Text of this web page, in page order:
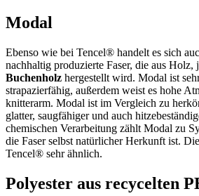
Modal
Ebenso wie bei Tencel® handelt es sich
nachhaltig produzierte Faser, die aus Holz,
Buchenholz hergestellt wird. Modal ist
strapazierfähig, außerdem weist es hohe
knitterarm. Modal ist im Vergleich zu
glatter, saugfähiger und auch
chemischen Verarbeitung zählt Modal zu
die Faser selbst natürlicher Herkunft ist.
Tencel® sehr ähnlich.
Polyester aus recycelten